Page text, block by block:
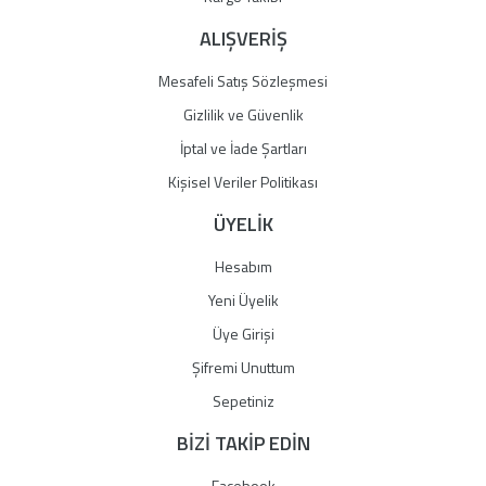
ALIŞVERİŞ
Mesafeli Satış Sözleşmesi
Gizlilik ve Güvenlik
İptal ve İade Şartları
Kişisel Veriler Politikası
ÜYELİK
Hesabım
Yeni Üyelik
Üye Girişi
Şifremi Unuttum
Sepetiniz
BİZİ TAKİP EDİN